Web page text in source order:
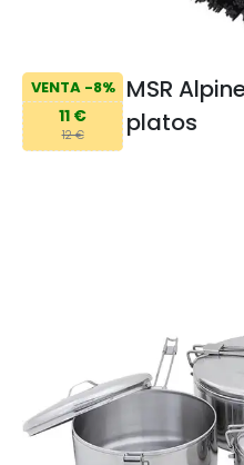
VENTA -8%
11 €
12 €
MSR
platos